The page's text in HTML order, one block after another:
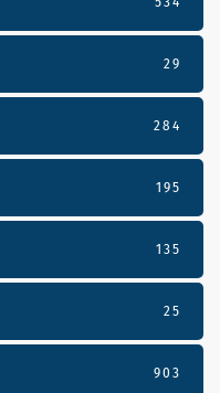
29
284
195
135
25
903